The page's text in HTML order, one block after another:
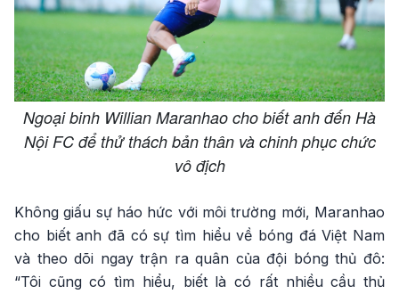
Ngoại binh Willian Maranhao cho biết anh đến Hà
Nội FC để thử thách bản thân và chinh phục chức
vô địch
Không giấu sự háo hức với môi trường mới, Maranhao
cho biết anh đã có sự tìm hiểu về bóng đá Việt Nam
và theo dõi ngay trận ra quân của đội bóng thủ đô:
“Tôi cũng có tìm hiểu, biết là có rất nhiều cầu thủ